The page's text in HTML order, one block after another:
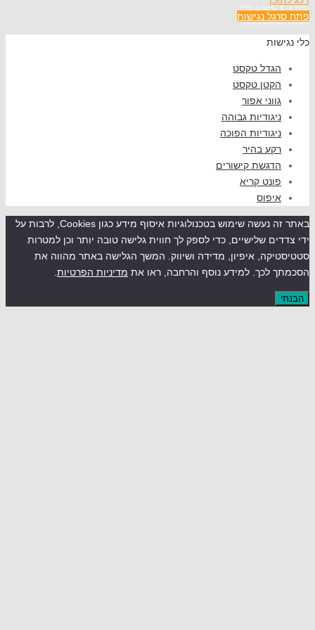
נגישות
טקסט
טקסט
אפור
גבוהה
הפוכה
בהיר
קישורים
קריא
באתר זה נעשה שימוש בטכנולוגיות איסוף מידע כגון Cookies, לרבות על
שלישיים, כדי לספק לך חווית גלישה טובה יותר וכן למטרות
איפיון, מדידה ושיווק. המשך הגלישה באתר מהווה את
לכך. למידע נוסף והרחבה, ראו את מדיניות הפרטיות.